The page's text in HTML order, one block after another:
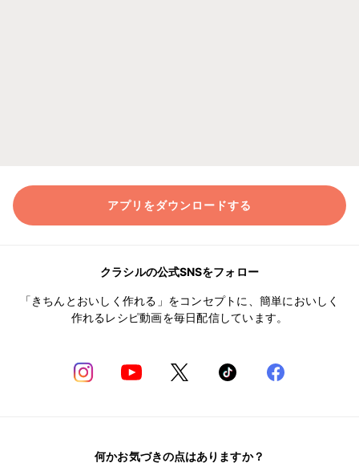
アプリをダウンロードする
クラシルの公式SNSをフォロー
「きちんとおいしく作れる」をコンセプトに、簡単においしく
作れるレシピ動画を毎日配信しています。
何かお気づきの点はありますか？